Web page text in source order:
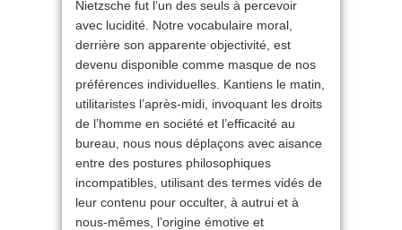
Nietzsche fut l’un des seuls à percevoir
avec lucidité. Notre vocabulaire moral,
derrière son apparente objectivité, est
devenu disponible comme masque de nos
préférences individuelles. Kantiens le matin,
utilitaristes l’après-midi, invoquant les droits
de l’homme en société et l’efficacité au
bureau, nous nous déplaçons avec aisance
entre des postures philosophiques
incompatibles, utilisant des termes vidés de
leur contenu pour occulter, à autrui et à
nous-mêmes, l’origine émotive et